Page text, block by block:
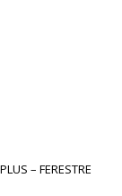
– FERESTRE